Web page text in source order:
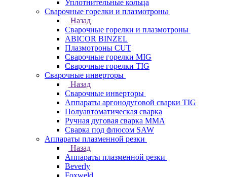
Уплотнительные кольца
Сварочные горелки и плазмотроны
Назад
Сварочные горелки и плазмотроны
ABICOR BINZEL
Плазмотроны CUT
Сварочные горелки MIG
Сварочные горелки TIG
Сварочные инверторы
Назад
Сварочные инверторы
Аппараты аргонодуговой сварки TIG
Полуавтоматическая сварка
Ручная дуговая сварка MMA
Сварка под флюсом SAW
Аппараты плазменной резки
Назад
Аппараты плазменной резки
Beverly
Foxweld